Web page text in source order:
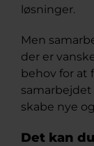
løsninger.
Men
der er
behov for at
skabe nye
Det kan